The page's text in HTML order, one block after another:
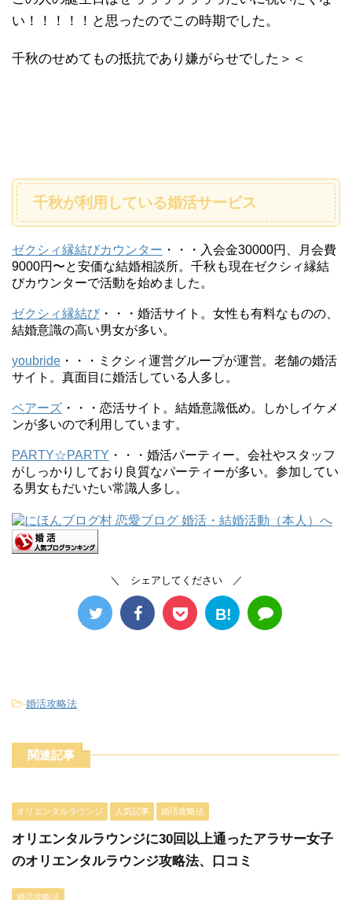
い！！！！！と思ったのでこの時期でした。
千秋のせめてもの抵抗であり嫌がらせでした＞＜
千秋が利用している婚活サービス
ゼクシィ縁結びカウンター ・・・入会金30000円、月会費
9000円〜と安価な結婚相談所。千秋も現在ゼクシィ縁結
びカウンターで活動を始めました。
ゼクシィ縁結び ・・・婚活サイト。女性も有料なものの、
結婚意識の高い男女が多い。
youbride ・・・ミクシィ運営グループが運営。老舗の婚活
サイト。真面目に婚活している人多し。
ペアーズ ・・・恋活サイト。結婚意識低め。しかしイケメ
ンが多いので利用しています。
PARTY☆PARTY ・・・婚活パーティー。会社やスタッフ
がしっかりしており良質なパーティーが多い。参加してい
る男女もだいたい常識人多し。
＼ シェアしてください ／
B!
-婚活攻略法
関連記事
オリエンタルラウンジ 人気記事 婚活攻略法
オリエンタルラウンジに30回以上通ったアラサー女子
のオリエンタルラウンジ攻略法、口コミ
婚活攻略法